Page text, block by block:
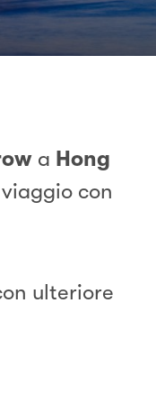
a Hong
con
ulteriore